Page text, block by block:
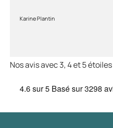
Karine Plantin
Nos avis avec 3, 4 et 5 étoiles
4.6sur 5 Basé sur3298